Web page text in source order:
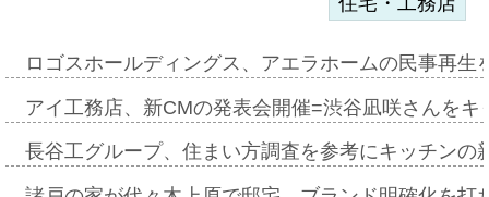
ロゴスホールディングス、アエラホームの民事再
アイ工務店、新CMの発表会開催=渋谷凪咲さんを
長谷工グループ、住まい方調査を参考にキッチン